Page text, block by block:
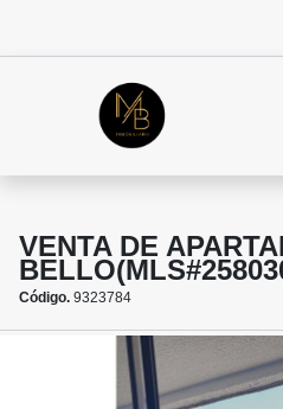
VENTA DE
Código. 9323784